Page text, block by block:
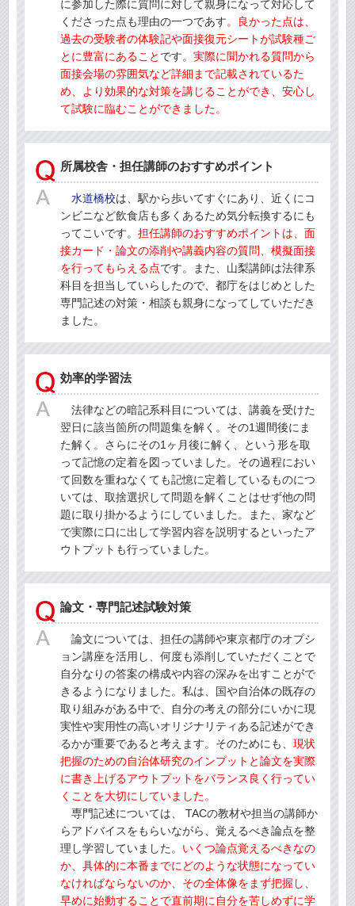
に参加した際に質問に対して親身になって対応して
くださった点も理由の一つであす。良かった点は、
過去の受験者の体験記や面接復元シートが試験種ご
とに豊富にあること です。 実際に聞かれる質問から
面接会場の雰囲気など詳細まで記載されているた
め、より効果的な対策を講じることができ、安心し
て試験に臨むことができました。
所属校舎・担任講師のおすすめポイント
水道橋校は、駅から歩いてすぐにあり、近くにコ
ンビニなど飲食店も多くあるため気分転換するにも
ってこいです。 担任講師のおすすめポイントは、面
接カード・論文の添削や講義内容の質問、模擬面接
を行ってもらえる点です。また、山梨講師は法律系
科目を担当していらしたので、都庁をはじめとした
専門記述の対策・相談も親身になってしていただき
ました。
効率的学習法
法律などの暗記系科目については、講義を受けた
翌日に該当箇所の問題集を解く。その1週間後にま
た解く。さらにその1ヶ月後に解く、という形を取
って記憶の定着を図っていました。その過程におい
て回数を重ねなくても記憶に定着しているものにつ
いては、取捨選択して問題を解くことはせず他の問
題に取り掛かるようにしていました。また、家など
で実際に口に出して学習内容を説明するといったア
ウトプットも行っていました。
論文・専門記述試験対策
論文については、担任の講師や東京都庁のオプシ
ョン講座を活用し、何度も添削していただくことで
自分なりの答案の構成や内容の深みを出すことがで
きるようになりました。私は、国や自治体の既存の
取り組みがある中で、自分の考えの部分にいかに現
実性や実用性の高いオリジナリティある記述ができ
るかが重要であると考えます。そのためにも、 現状
把握のための自治体研究のインプットと論文を実際
に書き上げるアウトプットをバランス良く行ってい
くことを大切にしていました。
専門記述については、 TACの教材や担当の講師か
らアドバイスをもらいながら、覚えるべき論点を整
理し学習していました。 いくつ論点覚えるべきなの
か、具体的に本番までにどのような状態になってい
なければならないのか、その全体像をまず把握し、
早めに始動することで直前期に自分を苦しめずに学